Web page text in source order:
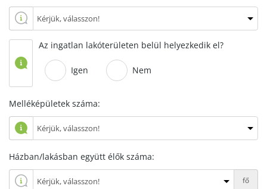
Az ingatlan lakóterületen belül helyezkedik el?
Igen Nem
Melléképületek száma:
Házban/lakásban együtt élők száma:
fő